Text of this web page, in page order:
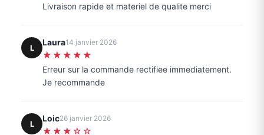
Livraison rapide et materiel de qualite merci
L
Laura14 janvier 2026
★★★★★
Erreur sur la commande rectifiee immediatement.
Je recommande
L
Loic26 janvier 2026
★★★☆☆